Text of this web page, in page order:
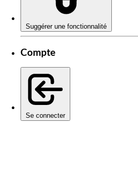
Suggérer une fonctionnalité
Compte
Se connecter